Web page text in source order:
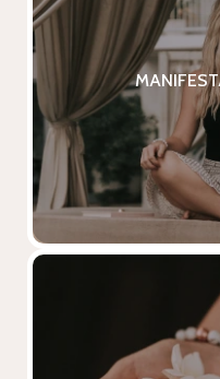
Meditationen
Flow,
EXKLUSIVE
in Raum, der